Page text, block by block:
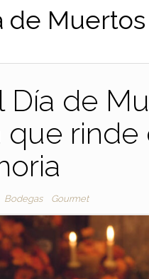
de Muertos
Día de
rinde
Bodegas Gourmet